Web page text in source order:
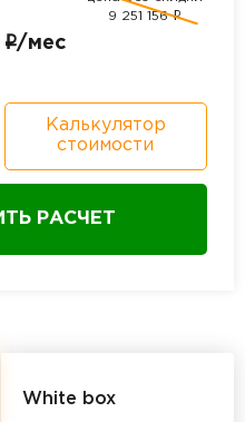
9 251 156 i
i/мес
Калькулятор
стоимости
РАСЧЕТ
White box